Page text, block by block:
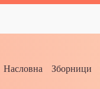
Насловна Зборници